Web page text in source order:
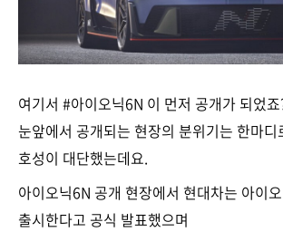
여기서 #아이오닉6N 이 먼저 공개가 되었죠
눈앞에서 공개되는 현장의 분위기는 한마디
호성이 대단했는데요.
아이오닉6N 공개 현장에서 현대차는 아이
출시한다고 공식 발표했으며